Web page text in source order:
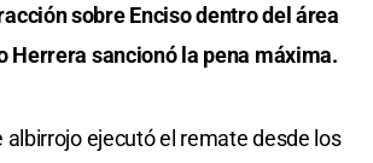
sobre Enciso dentro del área
Herrera sancionó la pena máxima.
albirrojo ejecutó el remate desde los